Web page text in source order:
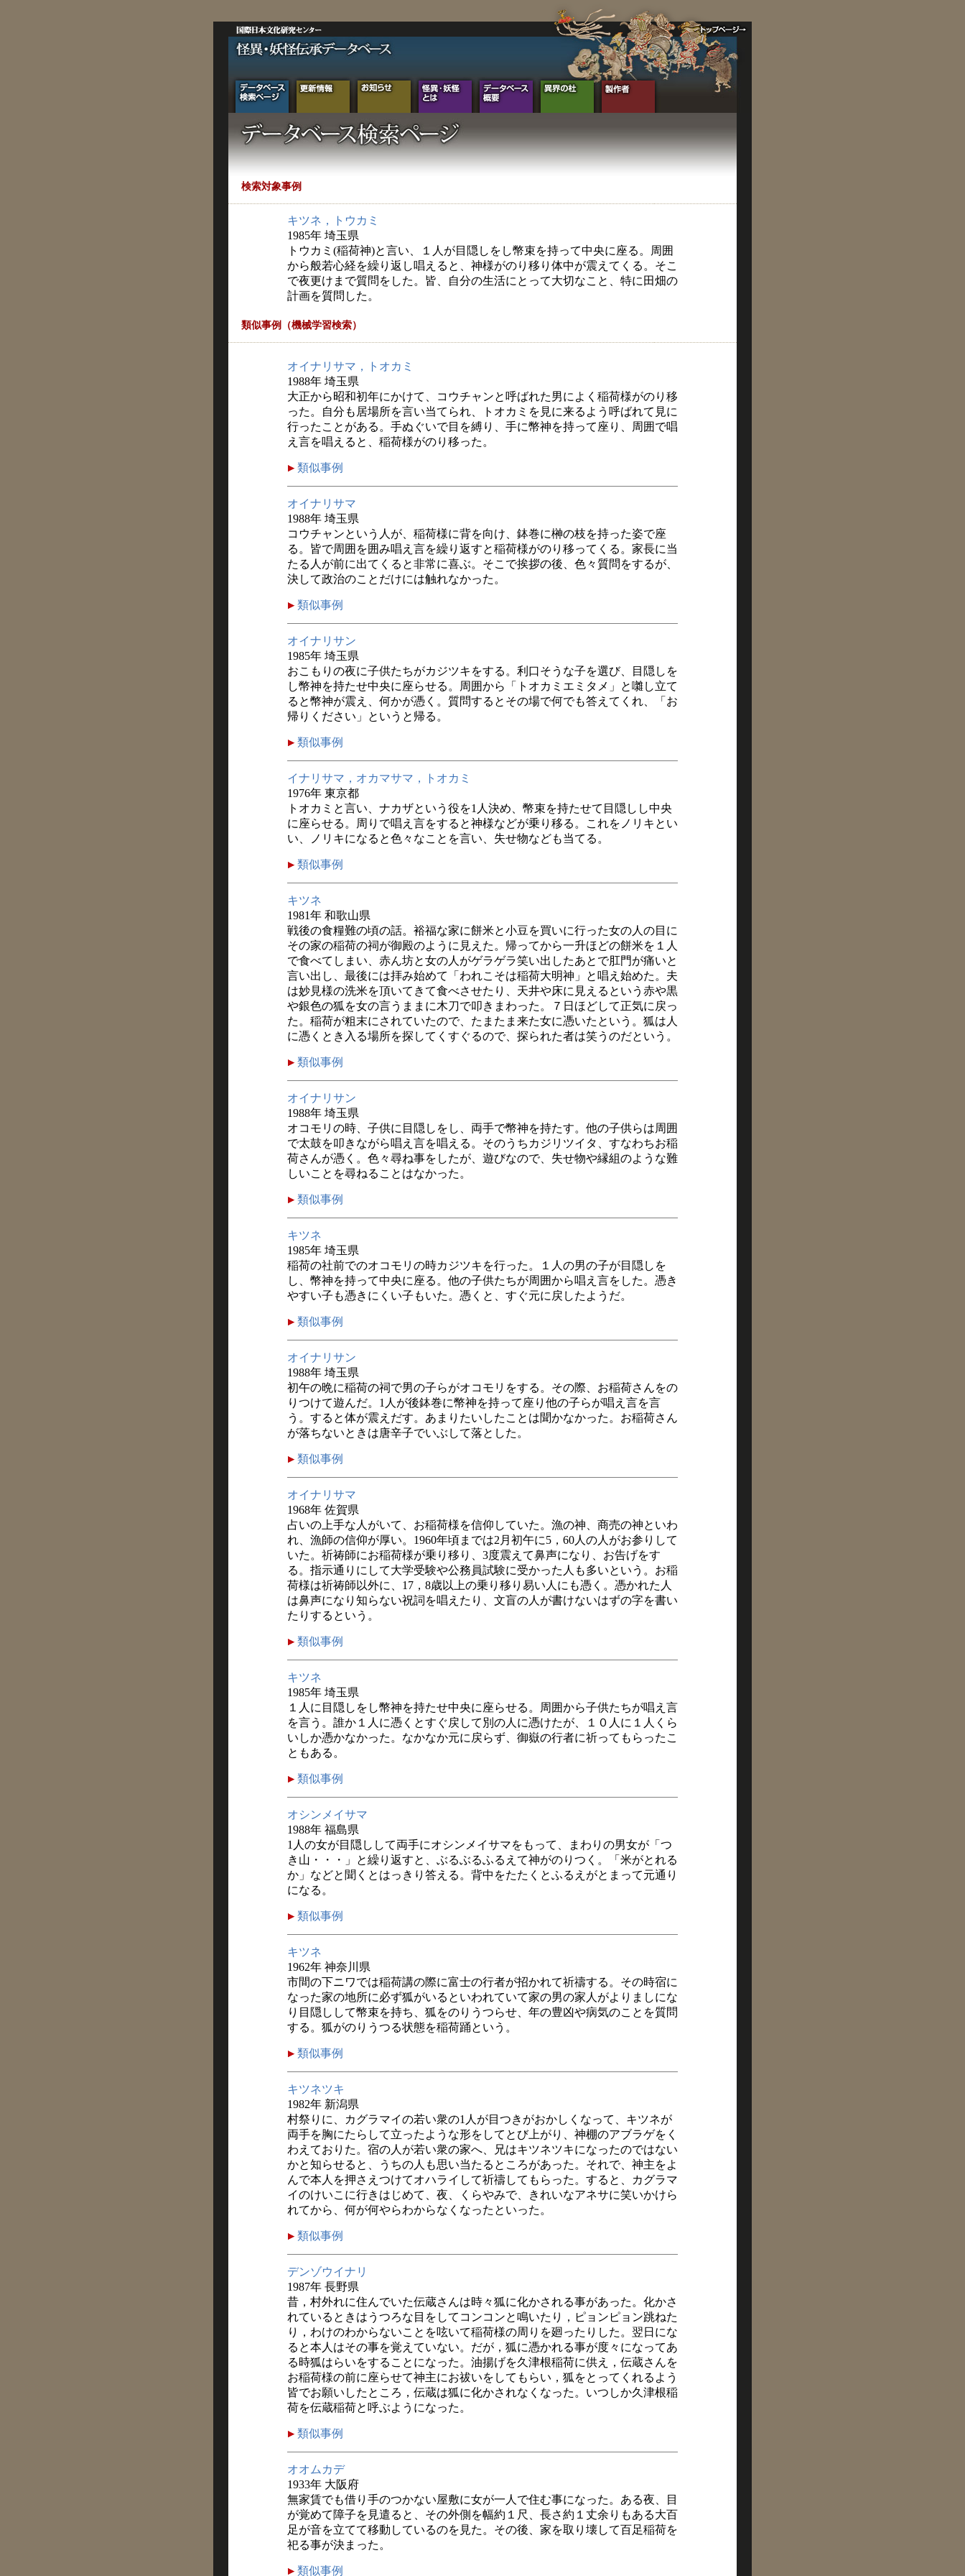
検索対象事例
キツネ，トウカミ
1985年 埼玉県
トウカミ(稲荷神)と言い、１人が目隠しをし幣束を持って中央に座る。周囲
から般若心経を繰り返し唱えると、神様がのり移り体中が震えてくる。そこ
で夜更けまで質問をした。皆、自分の生活にとって大切なこと、特に田畑の
計画を質問した。
類似事例（機械学習検索）
オイナリサマ，トオカミ
1988年 埼玉県
大正から昭和初年にかけて、コウチャンと呼ばれた男によく稲荷様がのり移
った。自分も居場所を言い当てられ、トオカミを見に来るよう呼ばれて見に
行ったことがある。手ぬぐいで目を縛り、手に幣神を持って座り、周囲で唱
え言を唱えると、稲荷様がのり移った。
類似事例
オイナリサマ
1988年 埼玉県
コウチャンという人が、稲荷様に背を向け、鉢巻に榊の枝を持った姿で座
る。皆で周囲を囲み唱え言を繰り返すと稲荷様がのり移ってくる。家長に当
たる人が前に出てくると非常に喜ぶ。そこで挨拶の後、色々質問をするが、
決して政治のことだけには触れなかった。
類似事例
オイナリサン
1985年 埼玉県
おこもりの夜に子供たちがカジツキをする。利口そうな子を選び、目隠しを
し幣神を持たせ中央に座らせる。周囲から「トオカミエミタメ」と囃し立て
ると幣神が震え、何かが憑く。質問するとその場で何でも答えてくれ、「お
帰りください」というと帰る。
類似事例
イナリサマ，オカマサマ，トオカミ
1976年 東京都
トオカミと言い、ナカザという役を1人決め、幣束を持たせて目隠しし中央
に座らせる。周りで唱え言をすると神様などが乗り移る。これをノリキとい
い、ノリキになると色々なことを言い、失せ物なども当てる。
類似事例
キツネ
1981年 和歌山県
戦後の食糧難の頃の話。裕福な家に餅米と小豆を買いに行った女の人の目に
その家の稲荷の祠が御殿のように見えた。帰ってから一升ほどの餅米を１人
で食べてしまい、赤ん坊と女の人がゲラゲラ笑い出したあとで肛門が痛いと
言い出し、最後には拝み始めて「われこそは稲荷大明神」と唱え始めた。夫
は妙見様の洗米を頂いてきて食べさせたり、天井や床に見えるという赤や黒
や銀色の狐を女の言うままに木刀で叩きまわった。７日ほどして正気に戻っ
た。稲荷が粗末にされていたので、たまたま来た女に憑いたという。狐は人
に憑くとき入る場所を探してくすぐるので、探られた者は笑うのだという。
類似事例
オイナリサン
1988年 埼玉県
オコモリの時、子供に目隠しをし、両手で幣神を持たす。他の子供らは周囲
で太鼓を叩きながら唱え言を唱える。そのうちカジリツイタ、すなわちお稲
荷さんが憑く。色々尋ね事をしたが、遊びなので、失せ物や縁組のような難
しいことを尋ねることはなかった。
類似事例
キツネ
1985年 埼玉県
稲荷の社前でのオコモリの時カジツキを行った。１人の男の子が目隠しを
し、幣神を持って中央に座る。他の子供たちが周囲から唱え言をした。憑き
やすい子も憑きにくい子もいた。憑くと、すぐ元に戻したようだ。
類似事例
オイナリサン
1988年 埼玉県
初午の晩に稲荷の祠で男の子らがオコモリをする。その際、お稲荷さんをの
りつけて遊んだ。1人が後鉢巻に幣神を持って座り他の子らが唱え言を言
う。すると体が震えだす。あまりたいしたことは聞かなかった。お稲荷さん
が落ちないときは唐辛子でいぶして落とした。
類似事例
オイナリサマ
1968年 佐賀県
占いの上手な人がいて、お稲荷様を信仰していた。漁の神、商売の神といわ
れ、漁師の信仰が厚い。1960年頃までは2月初午に5，60人の人がお参りして
いた。祈祷師にお稲荷様が乗り移り、3度震えて鼻声になり、お告げをす
る。指示通りにして大学受験や公務員試験に受かった人も多いという。お稲
荷様は祈祷師以外に、17，8歳以上の乗り移り易い人にも憑く。憑かれた人
は鼻声になり知らない祝詞を唱えたり、文盲の人が書けないはずの字を書い
たりするという。
類似事例
キツネ
1985年 埼玉県
１人に目隠しをし幣神を持たせ中央に座らせる。周囲から子供たちが唱え言
を言う。誰か１人に憑くとすぐ戻して別の人に憑けたが、１０人に１人くら
いしか憑かなかった。なかなか元に戻らず、御嶽の行者に祈ってもらったこ
ともある。
類似事例
オシンメイサマ
1988年 福島県
1人の女が目隠しして両手にオシンメイサマをもって、まわりの男女が「つ
き山・・・」と繰り返すと、ぶるぶるふるえて神がのりつく。「米がとれる
か」などと聞くとはっきり答える。背中をたたくとふるえがとまって元通り
になる。
類似事例
キツネ
1962年 神奈川県
市間の下ニワでは稲荷講の際に富士の行者が招かれて祈禱する。その時宿に
なった家の地所に必ず狐がいるといわれていて家の男の家人がよりましにな
り目隠しして幣束を持ち、狐をのりうつらせ、年の豊凶や病気のことを質問
する。狐がのりうつる状態を稲荷踊という。
類似事例
キツネツキ
1982年 新潟県
村祭りに、カグラマイの若い衆の1人が目つきがおかしくなって、キツネが
両手を胸にたらして立ったような形をしてとび上がり、神棚のアブラゲをく
わえておりた。宿の人が若い衆の家へ、兄はキツネツキになったのではない
かと知らせると、うちの人も思い当たるところがあった。それで、神主をよ
んで本人を押さえつけてオハライして祈禱してもらった。すると、カグラマ
イのけいこに行きはじめて、夜、くらやみで、きれいなアネサに笑いかけら
れてから、何が何やらわからなくなったといった。
類似事例
デンゾウイナリ
1987年 長野県
昔，村外れに住んでいた伝蔵さんは時々狐に化かされる事があった。化かさ
れているときはうつろな目をしてコンコンと鳴いたり，ピョンピョン跳ねた
り，わけのわからないことを呟いて稲荷様の周りを廻ったりした。翌日にな
ると本人はその事を覚えていない。だが，狐に憑かれる事が度々になってあ
る時狐はらいをすることになった。油揚げを久津根稲荷に供え，伝蔵さんを
お稲荷様の前に座らせて神主にお祓いをしてもらい，狐をとってくれるよう
皆でお願いしたところ，伝蔵は狐に化かされなくなった。いつしか久津根稲
荷を伝蔵稲荷と呼ぶようになった。
類似事例
オオムカデ
1933年 大阪府
無家賃でも借り手のつかない屋敷に女が一人で住む事になった。ある夜、目
が覚めて障子を見遣ると、その外側を幅約１尺、長さ約１丈余りもある大百
足が音を立てて移動しているのを見た。その後、家を取り壊して百足稲荷を
祀る事が決まった。
類似事例